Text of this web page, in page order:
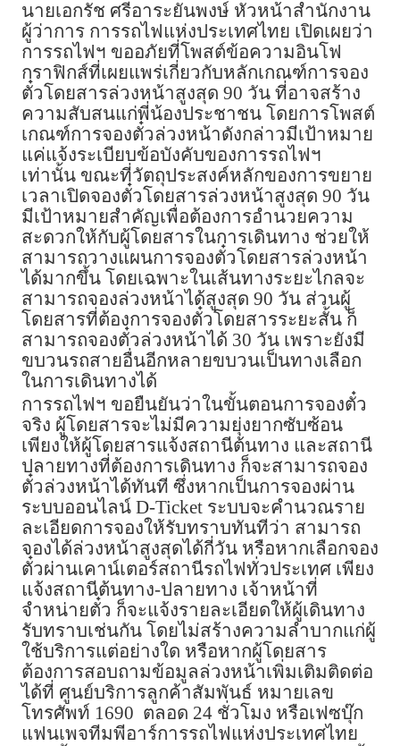
นายเอกรัช ศรีอาระยันพงษ์ หัวหน้าสำนักงาน
ผู้ว่าการ การรถไฟแห่งประเทศไทย เปิดเผยว่า
การรถไฟฯ ขออภัยที่โพสต์ข้อความอินโฟ
กราฟิกส์ที่เผยแพร่เกี่ยวกับหลักเกณฑ์การจอง
ตั๋วโดยสารล่วงหน้าสูงสุด 90 วัน ที่อาจสร้าง
ความสับสนแก่พี่น้องประชาชน โดยการโพสต์
เกณฑ์การจองตั๋วล่วงหน้าดังกล่าวมีเป้าหมาย
แค่แจ้งระเบียบข้อบังคับของการรถไฟฯ
เท่านั้น ขณะที่วัตถุประสงค์หลักของการขยาย
เวลาเปิดจองตั๋วโดยสารล่วงหน้าสูงสุด 90 วัน
มีเป้าหมายสำคัญเพื่อต้องการอำนวยความ
สะดวกให้กับผู้โดยสารในการเดินทาง ช่วยให้
สามารถวางแผนการจองตั๋วโดยสารล่วงหน้า
ได้มากขึ้น โดยเฉพาะในเส้นทางระยะไกลจะ
สามารถจองล่วงหน้าได้สูงสุด 90 วัน ส่วนผู้
โดยสารที่ต้องการจองตั๋วโดยสารระยะสั้น ก็
สามารถจองตั๋วล่วงหน้าได้ 30 วัน เพราะยังมี
ขบวนรถสายอื่นอีกหลายขบวนเป็นทางเลือก
ในการเดินทางได้
การรถไฟฯ ขอยืนยันว่าในขั้นตอนการจองตั๋ว
จริง ผู้โดยสารจะไม่มีความยุ่งยากซับซ้อน
เพียงให้ผู้โดยสารแจ้งสถานีต้นทาง และสถานี
ปลายทางที่ต้องการเดินทาง ก็จะสามารถจอง
ตั๋วล่วงหน้าได้ทันที ซึ่งหากเป็นการจองผ่าน
ระบบออนไลน์ D-Ticket ระบบจะคำนวณราย
ละเอียดการจองให้รับทราบทันทีว่า สามารถ
จองได้ล่วงหน้าสูงสุดได้กี่วัน หรือหากเลือกจอง
ตั๋วผ่านเคาน์เตอร์สถานีรถไฟทั่วประเทศ เพียง
แจ้งสถานีต้นทาง-ปลายทาง เจ้าหน้าที่
จำหน่ายตั๋ว ก็จะแจ้งรายละเอียดให้ผู้เดินทาง
รับทราบเช่นกัน โดยไม่สร้างความลำบากแก่ผู้
ใช้บริการแต่อย่างใด หรือหากผู้โดยสาร
ต้องการสอบถามข้อมูลล่วงหน้าเพิ่มเติมติดต่อ
ได้ที่ ศูนย์บริการลูกค้าสัมพันธ์ หมายเลข
โทรศัพท์ 1690 ตลอด 24 ชั่วโมง หรือเฟซบุ๊ก
แฟนเพจทีมพีอาร์การรถไฟแห่งประเทศไทย